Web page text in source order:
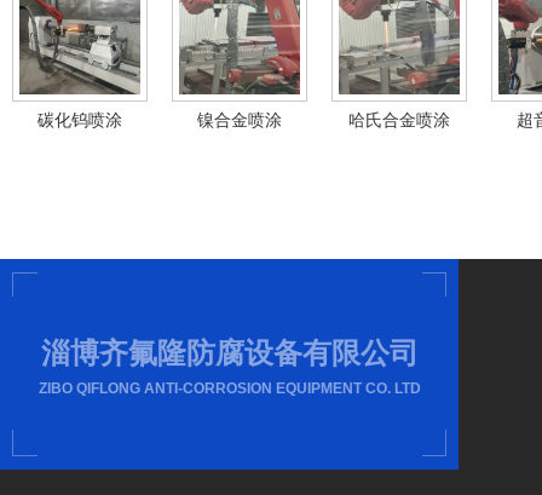
碳化钨喷涂 镍合金喷涂 哈氏合金喷涂 超
淄博齐氟隆防腐设备有限公司
ZIBO QIFLONG ANTI-CORROSION EQUIPMENT CO. LTD